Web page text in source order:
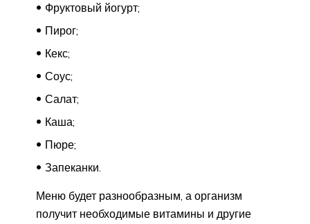
Фруктовый йогурт;
Пирог;
Кекс;
Соус;
Салат;
Каша;
Пюре;
Запеканки.
Меню будет разнообразным, а организм
получит необходимые витамины и другие